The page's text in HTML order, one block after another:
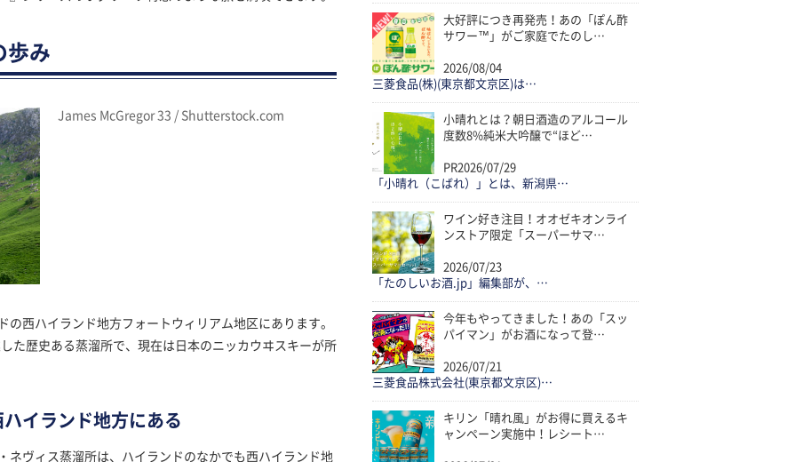
歩み
James McGregor 33 / Shutterstock.com
の西ハイランド地方フォートウィリアム地区にあります。
た歴史ある蒸溜所で、現在は日本のニッカウヰスキーが所
イランド地方にある
ネヴィス蒸溜所は、ハイランドのなかでも西ハイランド地
大好評につき再発売！あの「ぽん酢
サワー™」がご家庭でたのし…
2026/08/04
三菱食品(株)(東京都文京区)は…
小晴れとは？朝日酒造のアルコール
度数8%純米大吟醸で“ほど…
PR2026/07/29
「小晴れ（こばれ）」とは、新潟県…
ワイン好き注目！オオゼキオンライ
ンストア限定「スーパーサマ…
2026/07/23
「たのしいお酒.jp」編集部が、…
今年もやってきました！あの「スッ
パイマン」がお酒になって登…
2026/07/21
三菱食品株式会社(東京都文京区)…
キリン「晴れ風」がお得に買えるキ
ャンペーン実施中！レシート…